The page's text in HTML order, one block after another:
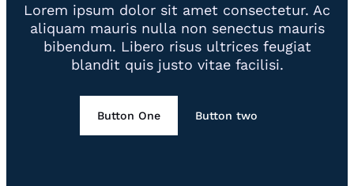
Lorem ipsum dolor sit amet consectetur. Ac
aliquam mauris nulla non senectus mauris
bibendum. Libero risus ultrices feugiat
blandit quis justo vitae facilisi.
Button One Button two